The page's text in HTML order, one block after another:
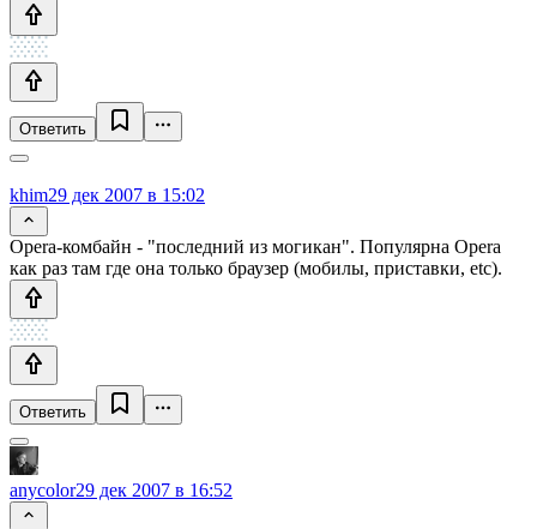
Ответить
khim29 дек 2007 в 15:02
Opera-комбайн - "последний из могикан". Популярна Opera
как раз там где она только браузер (мобилы, приставки, etc).
Ответить
anycolor29 дек 2007 в 16:52